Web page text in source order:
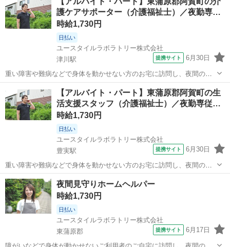
作業がお好きな方にオススメ♪ ＜具体的には…＞ ■材料の選別 ■加工 ■
調理 ■検査 ■梱...護ケアサポーター（介護福祉士）／夜勤専…
時給1,730円
日払い
ユースタイルラボラトリー株式会社
津川駅
提携サイト 6月30日
重い障害や難病などで身体を動かせない方のお宅に訪問し、夜間の見
守りケアを行うお仕事です。もちろん直行直帰OK。 【サービス】 訪
問介護（夜勤） 【仕事内容】 ALSなどの難病の方や、さまざまな障が
いがあるご利用者の就寝時...
東蒲原郡 津川駅 その他
【アルバイト・パート】東蒲原郡阿賀町の生
活支援スタッフ（介護福祉士）／夜勤専従…
時給1,730円
日払い
ユースタイルラボラトリー株式会社
豊実駅
提携サイト 6月30日
重い障害や難病などで身体を動かせない方のお宅に訪問し、夜間の見
守りケアを行うお仕事です。もちろん直行直帰OK。 【サービス】 訪
問介護（夜勤） 【仕事内容】 ALSなどの難病の方や、さまざまな障が
いがあるご利用者の就寝時...
新潟 東蒲原郡 豊実駅
夜間見守りホームヘルパー
時給1,730円
日払い
ユースタイルラボラトリー株式会社
東蒲原郡
提携サイト 6月17日